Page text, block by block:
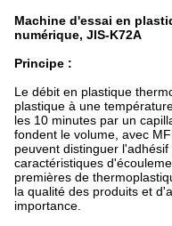
Machine d'essai en
numérique, JIS-K72A
Principe :
Le débit en plastique
plastique à une
les 10 minutes par un
fondent le volume, avec
peuvent distinguer
caractéristiques
premières de
la qualité des produits et
importance.